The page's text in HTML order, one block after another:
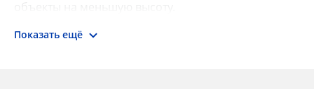
Показать ещё